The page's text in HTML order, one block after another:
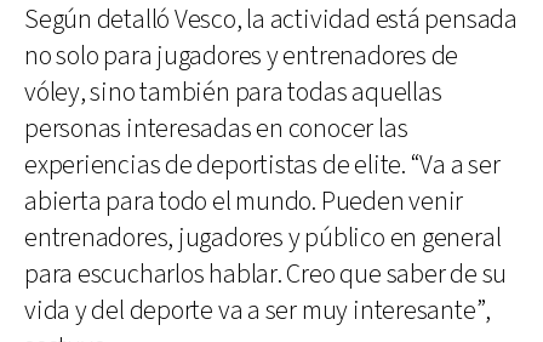
Según detalló Vesco, la actividad está pensada
no solo para jugadores y entrenadores de
vóley, sino también para todas aquellas
personas interesadas en conocer las
experiencias de deportistas de elite. “Va a ser
abierta para todo el mundo. Pueden venir
entrenadores, jugadores y público en general
para escucharlos hablar. Creo que saber de su
vida y del deporte va a ser muy interesante”,